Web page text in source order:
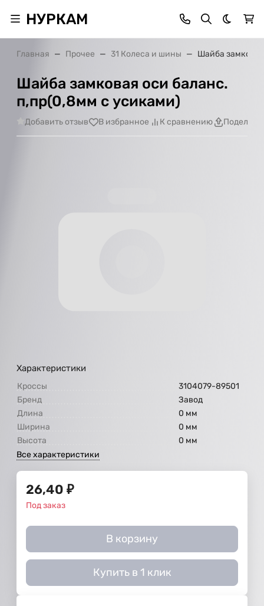
НУРКАМ Темная
Главная Прочее 31 Колеса и шины Шайба
Шайба замковая оси баланс.
п,пр(0,8мм с усиками)
Добавить отзыв В избранное К сравнению
Характеристики
Кроссы
3104079-89501
Бренд
Завод
Длина
0 мм
Ширина
0 мм
Высота
0 мм
Все характеристики
26,40 ₽
Под заказ
В корзину
Купить в 1 клик